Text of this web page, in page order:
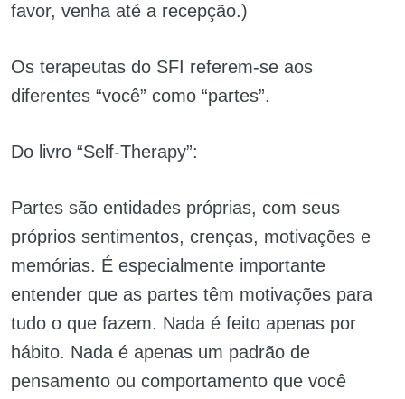
favor, venha até a recepção.)
Os terapeutas do SFI referem-se aos
diferentes “você” como “partes”.
Do livro “Self-Therapy”:
Partes são entidades próprias, com seus
próprios sentimentos, crenças, motivações e
memórias. É especialmente importante
entender que as partes têm motivações para
tudo o que fazem. Nada é feito apenas por
hábito. Nada é apenas um padrão de
pensamento ou comportamento que você